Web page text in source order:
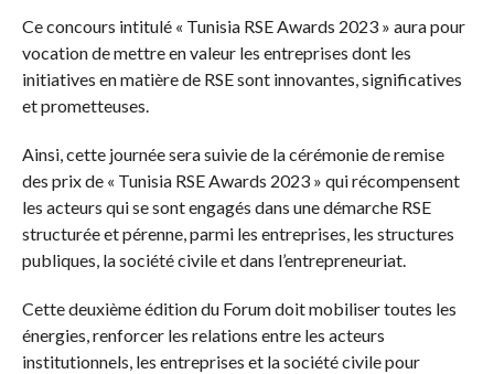
Ce concours intitulé « Tunisia RSE Awards 2023 » aura pour
vocation de mettre en valeur les entreprises dont les
initiatives en matière de RSE sont innovantes, significatives
et prometteuses.
Ainsi, cette journée sera suivie de la cérémonie de remise
des prix de « Tunisia RSE Awards 2023 » qui récompensent
les acteurs qui se sont engagés dans une démarche RSE
structurée et pérenne, parmi les entreprises, les structures
publiques, la société civile et dans l’entrepreneuriat.
Cette deuxième édition du Forum doit mobiliser toutes les
énergies, renforcer les relations entre les acteurs
institutionnels, les entreprises et la société civile pour